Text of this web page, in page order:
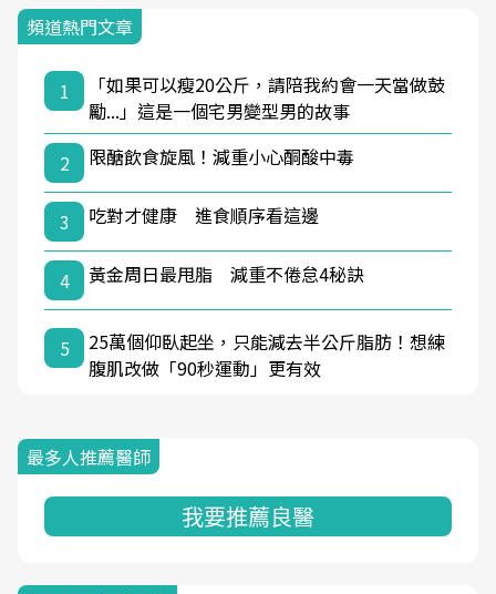
頻道熱門文章
1
「如果可以瘦20公斤，請陪我約會一天當做鼓
勵...」這是一個宅男變型男的故事
2
限醣飲食旋風！減重小心酮酸中毒
3 吃對才健康 進食順序看這邊
4 黃金周日最甩脂 減重不倦怠4秘訣
5
25萬個仰臥起坐，只能減去半公斤脂肪！想練
腹肌改做「90秒運動」更有效
最多人推薦醫師
我要推薦良醫